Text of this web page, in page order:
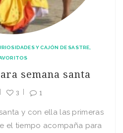
Y CAJÓN DE SASTRE
semana santa
3 1
y con ella las primeras
el tiempo acompaña para